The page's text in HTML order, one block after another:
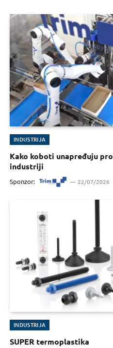
INDUSTRIJA
Kako koboti unapređuju
industriji
Sponzor: 22/07/2026
INDUSTRIJA
SUPER termoplastika